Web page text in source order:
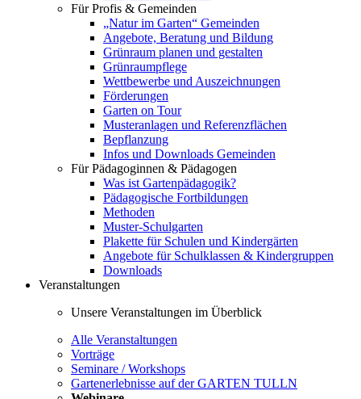
Für Profis & Gemeinden
„Natur im Garten“ Gemeinden
Angebote, Beratung und Bildung
Grünraum planen und gestalten
Grünraumpflege
Wettbewerbe und Auszeichnungen
Förderungen
Garten on Tour
Musteranlagen und Referenzflächen
Bepflanzung
Infos und Downloads Gemeinden
Für Pädagoginnen & Pädagogen
Was ist Gartenpädagogik?
Pädagogische Fortbildungen
Methoden
Muster-Schulgarten
Plakette für Schulen und Kindergärten
Angebote für Schulklassen & Kindergruppen
Downloads
Veranstaltungen
Unsere Veranstaltungen im Überblick
Alle Veranstaltungen
Vorträge
Seminare / Workshops
Gartenerlebnisse auf der GARTEN TULLN